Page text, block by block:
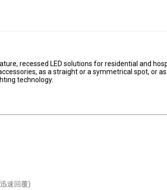
recessed LED solutions for residential and
as a straight or a symmetrical spot, or
technology.
速回覆)